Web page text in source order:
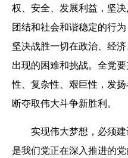
权、安全、发展利益，坚
团结和社会和谐稳定的行
坚决战胜一切在政治、经
出现的困难和挑战。全党
性、复杂性、艰巨性，发
断夺取伟大斗争新胜利。
实现伟大梦想，必须建
是我们党正在深入推进的